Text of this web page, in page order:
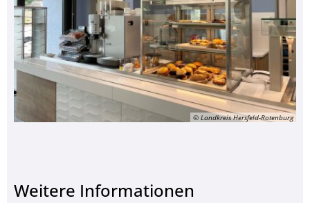
© Landkreis Hersfeld-Rotenburg
Weitere Informationen